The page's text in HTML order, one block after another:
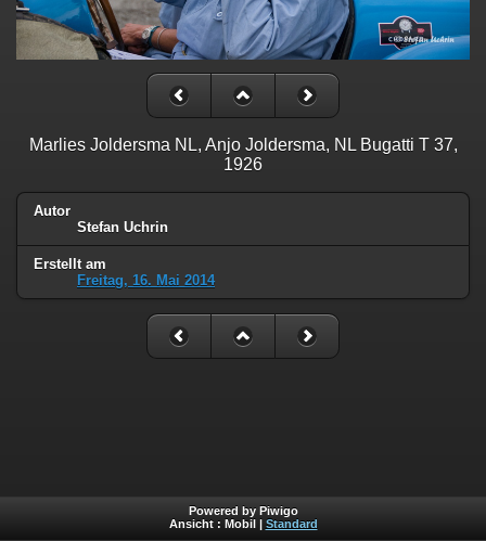
Marlies Joldersma NL, Anjo Joldersma, NL Bugatti T 37,
1926
Autor
Stefan Uchrin
Erstellt am
Freitag, 16. Mai 2014
Powered by Piwigo
Ansicht : Mobil Standard